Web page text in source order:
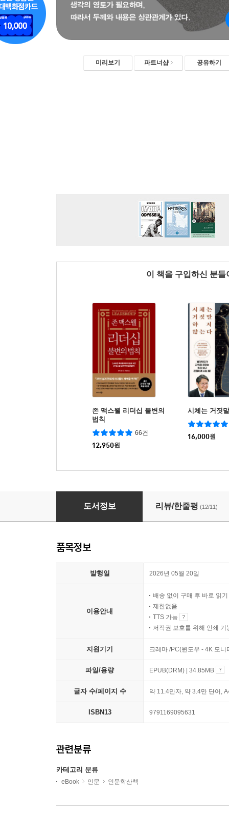
미리보기 파트너샵 공유하기
이 책을 구입하신 분
존 맥스웰 리더십 불변의
법칙
66건
12,950원
시체는 거짓
16,000원
살면서 한번은 벽돌책
도서정보 리뷰/한줄평 (12/11)
품목정보
발행일 2026년 05월 20일
이용안내
배송 없이 구매 후 바로 읽기
제한없음
TTS 가능
저작권 보호를 위해 인쇄 기
지원기기 크레마 /PC(윈도우 - 4K 모
파일/용량 EPUB(DRM) | 34.85MB
글자 수/페이지 수 약 11.4만자, 약 3.4만 단어,
ISBN13 9791169095631
관련분류
카테고리 분류
eBook 인문 인문학산책